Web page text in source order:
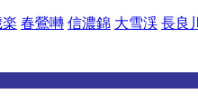
春鶯囀 信濃錦 大雪渓 長良川